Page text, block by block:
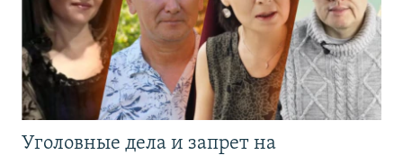
Уголовные дела и запрет на